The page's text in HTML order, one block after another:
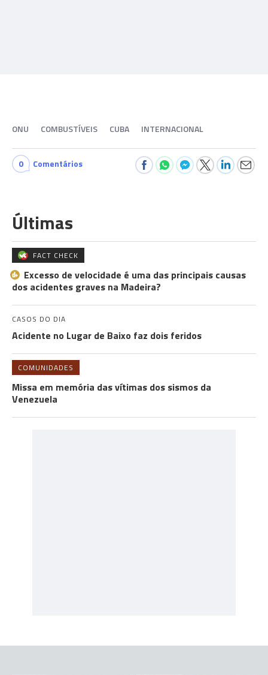
ONU COMBUSTÍVEIS CUBA INTERNACIONAL
0 Comentários
Últimas
FACT CHECK
Excesso de velocidade é uma das principais causas
dos acidentes graves na Madeira?
CASOS DO DIA
Acidente no Lugar de Baixo faz dois feridos
COMUNIDADES
Missa em memória das vítimas dos sismos da
Venezuela